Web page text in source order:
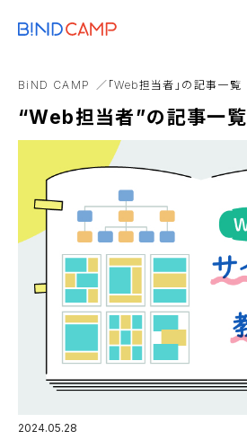
VSEO
Web制作 アルバム
BiND CAMP 「Web担当者」の記事一覧
“Web担当者”の記事一覧
2024.05.28